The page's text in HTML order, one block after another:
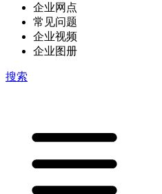
企业网点
常见问题
企业视频
企业图册
搜索